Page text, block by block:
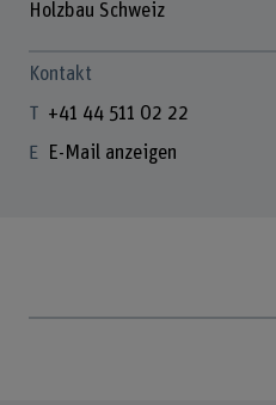
Holzbau Schweiz
Kontakt
+41 44 511 02 22
E-Mail anzeigen